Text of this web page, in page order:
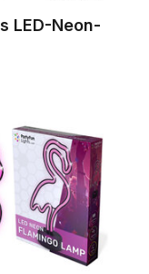
LED-Neon-